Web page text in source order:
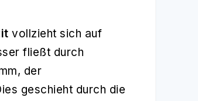
vollzieht sich auf
fließt durch
der
geschieht durch die